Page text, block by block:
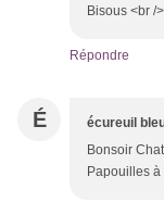
Bisous <br /
Répondre
É écureuil
Bonsoir
Papouilles